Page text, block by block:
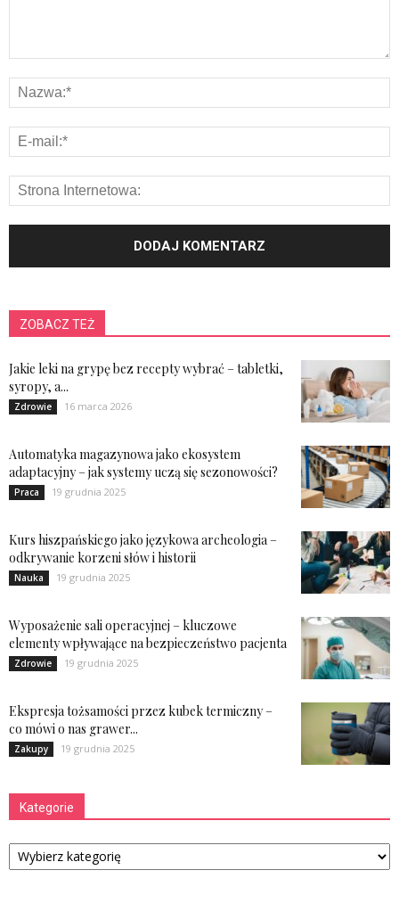
ZOBACZ TEŻ
Jakie leki na grypę bez recepty wybrać – tabletki,
syropy, a...
Zdrowie 16 marca 2026
Automatyka magazynowa jako ekosystem
adaptacyjny – jak systemy uczą się sezonowości?
Praca 19 grudnia 2025
Kurs hiszpańskiego jako językowa archeologia –
odkrywanie korzeni słów i historii
Nauka 19 grudnia 2025
Wyposażenie sali operacyjnej – kluczowe
elementy wpływające na bezpieczeństwo pacjenta
Zdrowie 19 grudnia 2025
Ekspresja tożsamości przez kubek termiczny –
co mówi o nas grawer...
Zakupy 19 grudnia 2025
Kategorie
Kategorie